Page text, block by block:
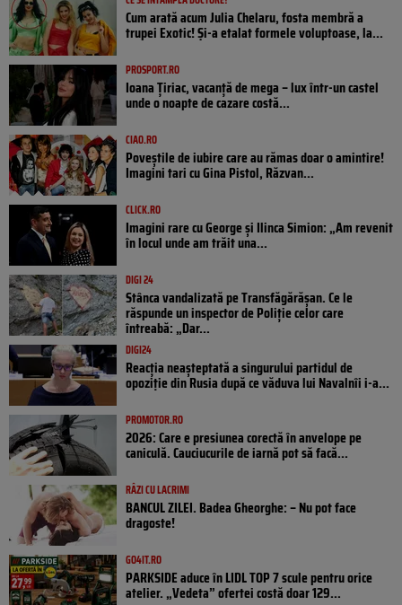
Cum arată acum Julia Chelaru, fosta membră a
trupei Exotic! Și-a etalat formele voluptoase, la...
PROSPORT.RO
Ioana Țiriac, vacanță de mega – lux într-un castel
unde o noapte de cazare costă...
CIAO.RO
Poveştile de iubire care au rămas doar o amintire!
Imagini tari cu Gina Pistol, Răzvan...
CLICK.RO
Imagini rare cu George și Ilinca Simion: „Am revenit
în locul unde am trăit una...
DIGI 24
Stânca vandalizată pe Transfăgărășan. Ce le
răspunde un inspector de Poliție celor care
întreabă: „Dar...
DIGI24
Reacția neașteptată a singurului partidul de
opoziţie din Rusia după ce văduva lui Navalnîi i-a...
PROMOTOR.RO
2026: Care e presiunea corectă în anvelope pe
caniculă. Cauciucurile de iarnă pot să facă...
RÂZI CU LACRIMI
BANCUL ZILEI. Badea Gheorghe: – Nu pot face
dragoste!
GO4IT.RO
PARKSIDE aduce în LIDL TOP 7 scule pentru orice
atelier. „Vedeta” ofertei costă doar 129...